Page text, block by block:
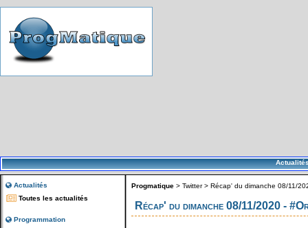
Actualités
Toutes les actualités
Programmation
Progmatique > Twitter> Récap' du dimanche 08/11/
Récap' du dimanche 08/11/2020 -